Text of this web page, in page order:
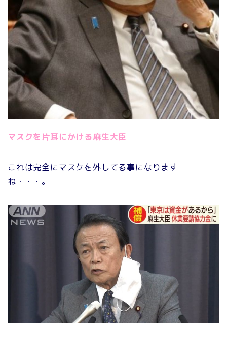
マスクを片耳にかける麻生大臣
これは完全にマスクを外してる事になります
ね・・・。